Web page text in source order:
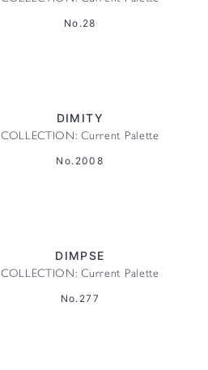
No.28
DIMITY
COLLECTION: Current Palette
No.2008
DIMPSE
COLLECTION: Current Palette
No.277